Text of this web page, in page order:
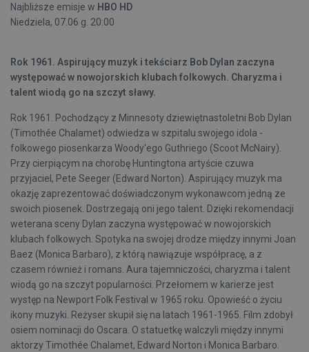
Najbliższe emisje w HBO HD
Niedziela, 07.06 g. 20:00
Rok 1961. Aspirujący muzyk i tekściarz Bob Dylan zaczyna
występować w nowojorskich klubach folkowych. Charyzma i
talent wiodą go na szczyt sławy.
Rok 1961. Pochodzący z Minnesoty dziewiętnastoletni Bob Dylan
(Timothée Chalamet) odwiedza w szpitalu swojego idola -
folkowego piosenkarza Woody'ego Guthriego (Scoot McNairy).
Przy cierpiącym na chorobę Huntingtona artyście czuwa
przyjaciel, Pete Seeger (Edward Norton). Aspirujący muzyk ma
okazję zaprezentować doświadczonym wykonawcom jedną ze
swoich piosenek. Dostrzegają oni jego talent. Dzięki rekomendacji
weterana sceny Dylan zaczyna występować w nowojorskich
klubach folkowych. Spotyka na swojej drodze między innymi Joan
Baez (Monica Barbaro), z którą nawiązuje współpracę, a z
czasem również i romans. Aura tajemniczości, charyzma i talent
wiodą go na szczyt popularności. Przełomem w karierze jest
występ na Newport Folk Festival w 1965 roku. Opowieść o życiu
ikony muzyki. Reżyser skupił się na latach 1961-1965. Film zdobył
osiem nominacji do Oscara. O statuetkę walczyli między innymi
aktorzy Timothée Chalamet, Edward Norton i Monica Barbaro.